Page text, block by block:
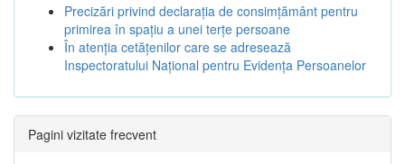
Precizări privind declaraţia de consimţământ pentru
primirea în spaţiu a unei terţe persoane
În atenţia cetăţenilor care se adresează
Inspectoratului Naţional pentru Evidenţa Persoanelor
Pagini vizitate frecvent